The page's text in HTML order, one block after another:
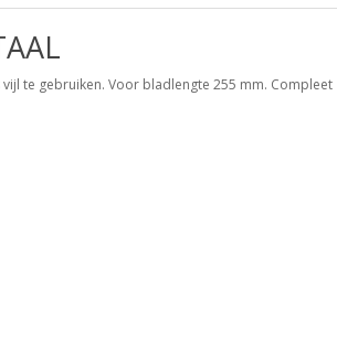
te gebruiken. Voor bladlengte 255 mm. Compleet